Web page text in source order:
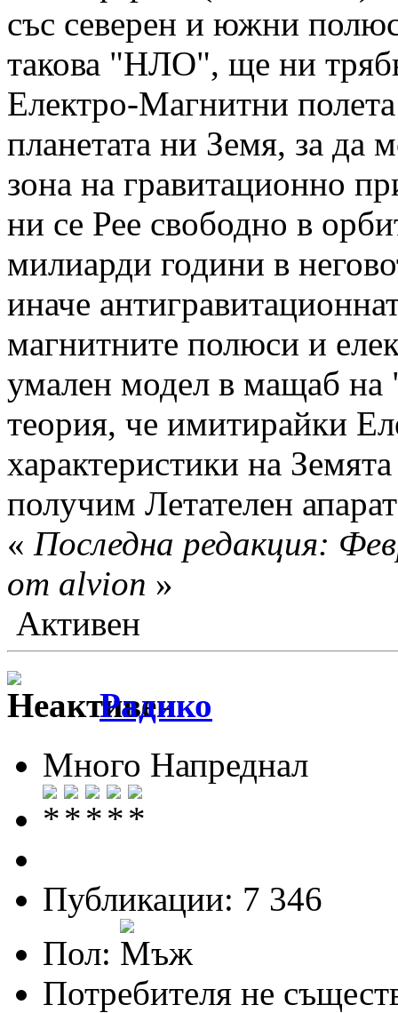
със северен и южни
такова "НЛО", ще ни
Електро-Магнитни
планетата ни Земя, за да
зона на гравитационно
ни се Рее свободно в
милиарди години в
иначе
магнитните полюси и
умален модел в мащаб на
теория, че имитирайки
характеристики на
получим Летателен
« Последна редакция:
от alvion »
Активен
Радико
Много Напреднал
Публикации: 7 346
Пол:
Потребителя не